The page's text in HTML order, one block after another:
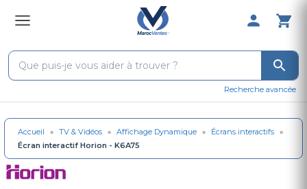
0 Produit
Recherche avancée
Accueil » TV & Vidéos » Affichage Dynamique » Écrans interactifs »
Écran interactif Horion - K6A75